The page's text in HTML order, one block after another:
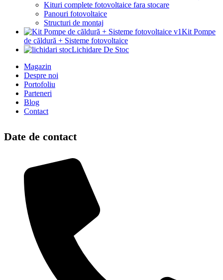
Kituri complete fotovoltaice fara stocare
Panouri fotovoltaice
Structuri de montaj
Kit Pompe
de căldură + Sisteme fotovoltaice
Lichidare De Stoc
Magazin
Despre noi
Portofoliu
Parteneri
Blog
Contact
Date de contact